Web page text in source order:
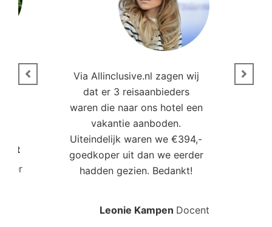
Via Allinclusive.nl zagen wij
dat er 3 reisaanbieders
waren die naar ons hotel een
vakantie aanboden.
Uiteindelijk waren we €394,-
goedkoper uit dan we eerder
hadden gezien. Bedankt!
Leonie Kampen Docent